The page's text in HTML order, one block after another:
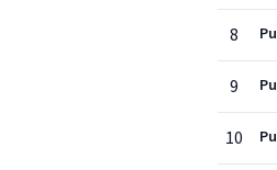
8
9
10